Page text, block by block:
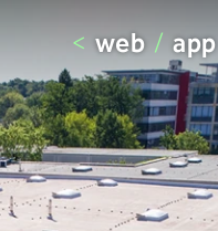
< web / app